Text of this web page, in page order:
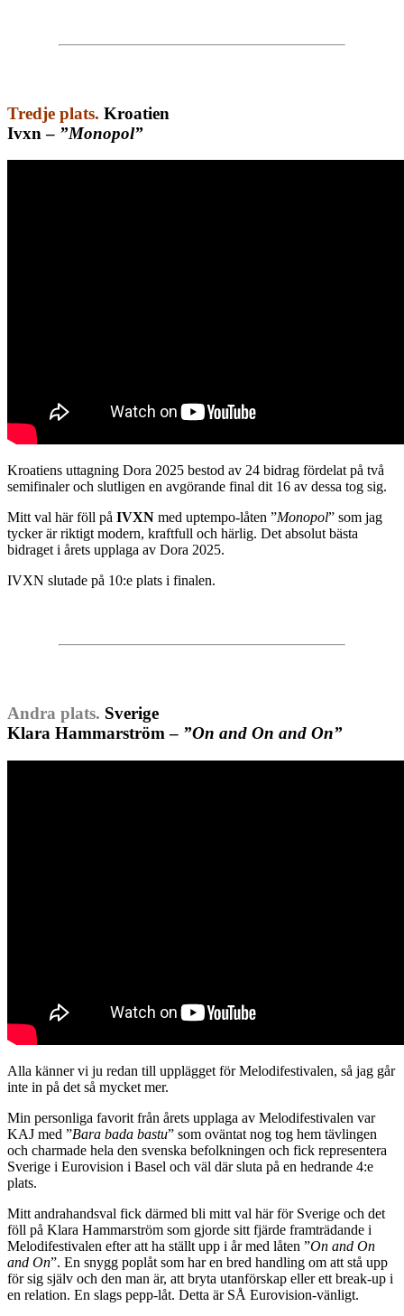
Tredje plats. Kroatien
Ivxn – ”Monopol”
Kroatiens uttagning Dora 2025 bestod av 24 bidrag fördelat på två
semifinaler och slutligen en avgörande final dit 16 av dessa tog sig.
Mitt val här föll på IVXN med uptempo-låten ”Monopol” som jag
tycker är riktigt modern, kraftfull och härlig. Det absolut bästa
bidraget i årets upplaga av Dora 2025.
IVXN slutade på 10:e plats i finalen.
Andra plats. Sverige
Klara Hammarström – ”On and On and On”
Alla känner vi ju redan till upplägget för Melodifestivalen, så jag går
inte in på det så mycket mer.
Min personliga favorit från årets upplaga av Melodifestivalen var
KAJ med ”Bara bada bastu” som oväntat nog tog hem tävlingen
och charmade hela den svenska befolkningen och fick representera
Sverige i Eurovision i Basel och väl där sluta på en hedrande 4:e
plats.
Mitt andrahandsval fick därmed bli mitt val här för Sverige och det
föll på Klara Hammarström som gjorde sitt fjärde framträdande i
Melodifestivalen efter att ha ställt upp i år med låten ”On and On
and On”. En snygg poplåt som har en bred handling om att stå upp
för sig själv och den man är, att bryta utanförskap eller ett break-up i
en relation. En slags pepp-låt. Detta är SÅ Eurovision-vänligt.